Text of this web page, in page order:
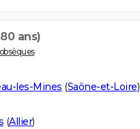
ans)
les-Mines (Saône-et-Loire)
(Allier)